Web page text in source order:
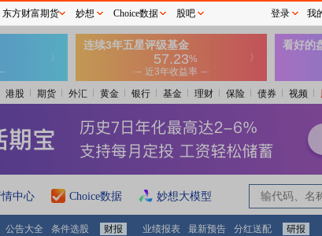
港股 期货 外汇 黄金 银行 基金 理财 保险 债券 视频
中心 Choice数据 妙想大模型
公告大全 条件选股 财报 业绩报表 最新预告 分红送配 研报
东方财富期货 妙想 Choice数据 股吧 登录 我